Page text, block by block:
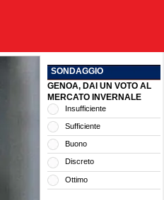
SONDAGGIO
GENOA, DAI UN VOTO AL
MERCATO INVERNALE
Insufficiente
Sufficiente
Buono
Discreto
Ottimo